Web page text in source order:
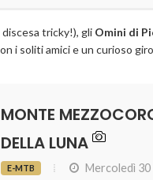
discesa tricky!), gli Omini di
i soliti amici e un curioso